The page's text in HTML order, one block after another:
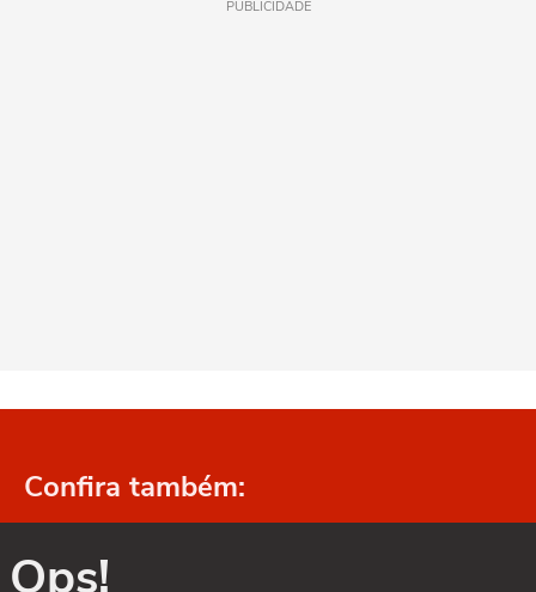
PUBLICIDADE
Confira também:
Ops!